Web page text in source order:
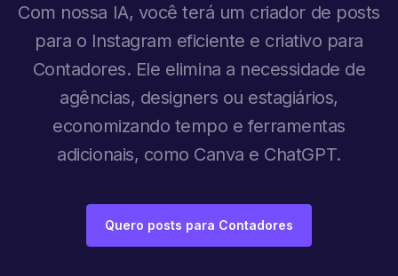
Com nossa IA, você terá um criador de posts
para o Instagram eficiente e criativo para
Contadores. Ele elimina a necessidade de
agências, designers ou estagiários,
economizando tempo e ferramentas
adicionais, como Canva e ChatGPT.
Quero posts para Contadores